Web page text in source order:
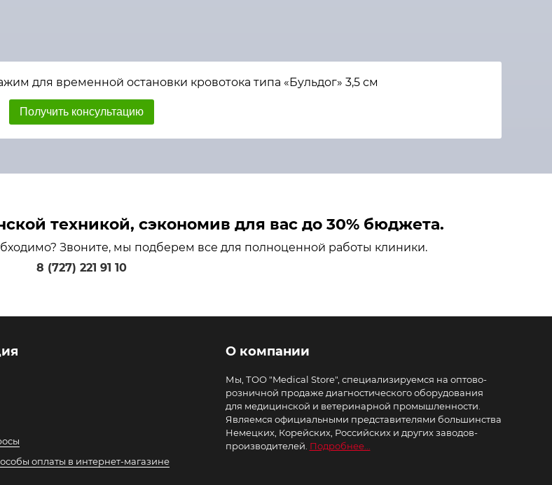
для временной остановки кровотока типа «Бульдог» 3,5 см
Получить консультацию
техникой, сэкономив для вас до 30% бюджета.
Звоните, мы подберем все для полноценной работы клиники.
8 (727) 221 91 10
оплаты в интернет-магазине
О компании
Мы, ТОО "Medical Store", специализируемся на оптово-
розничной продаже диагностического оборудования
для медицинской и ветеринарной промышленности.
Являемся официальными представителями большинства
Немецких, Корейских, Российских и других заводов-
производителей. Подробнее...